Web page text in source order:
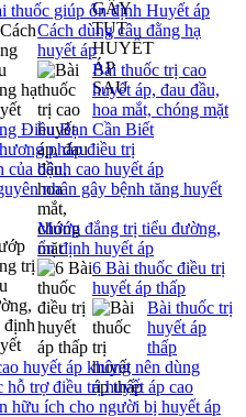
thuốc giúp ổn định Huyết áp
Cách dùng câu đằng hạ
huyết áp
Bài thuốc trị cao
huyết áp, đau đầu,
hoa mắt, chóng mặt
Điều Bạn Cần Biết
pháp điều trị
của bệnh cao huyết áp
nhân gây bệnh tăng huyết
Mướp đắng trị tiểu đường,
ổn định huyết áp
6 Bài thuốc điều trị
huyết áp thấp
Bài thuốc trị
huyết áp
thấp
huyết áp không nên dùng
hỗ trợ điều trị huyết áp cao
hữu ích cho người bị huyết áp